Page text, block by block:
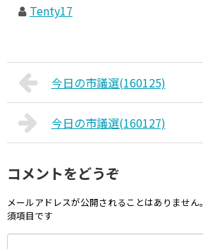
Tenty17
今日の市議選(160125)
今日の市議選(160127)
コメントをどうぞ
メールアドレスが公開されることはありません。
須項目です